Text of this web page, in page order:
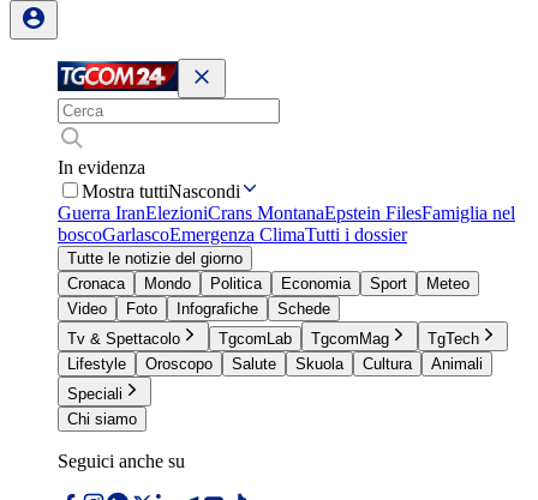
In evidenza
Mostra tuttiNascondi
Guerra IranElezioniCrans MontanaEpstein FilesFamiglia nel
boscoGarlascoEmergenza ClimaTutti i dossier
Tutte le notizie del giorno
Cronaca
Mondo Politica Economia Sport
Meteo
Video
Foto Infografiche
Schede
Tv & Spettacolo
TgcomLab TgcomMag
TgTech
Lifestyle
Oroscopo Salute Skuola Cultura
Animali
Speciali
Chi siamo
Seguici anche su